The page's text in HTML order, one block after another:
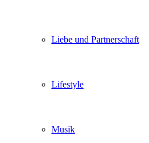
Liebe und Partnerschaft
Lifestyle
Musik